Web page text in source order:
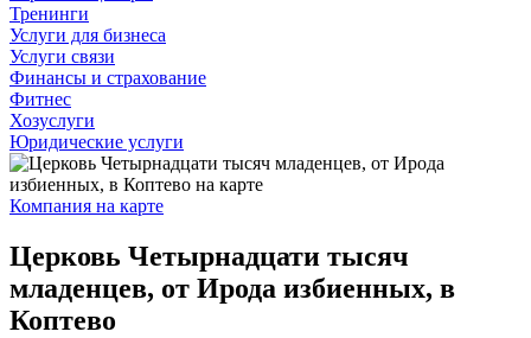
Тренинги
Услуги для бизнеса
Услуги связи
Финансы и страхование
Фитнес
Хозуслуги
Юридические услуги
Компания на карте
Церковь Четырнадцати тысяч
младенцев, от Ирода избиенных, в
Коптево